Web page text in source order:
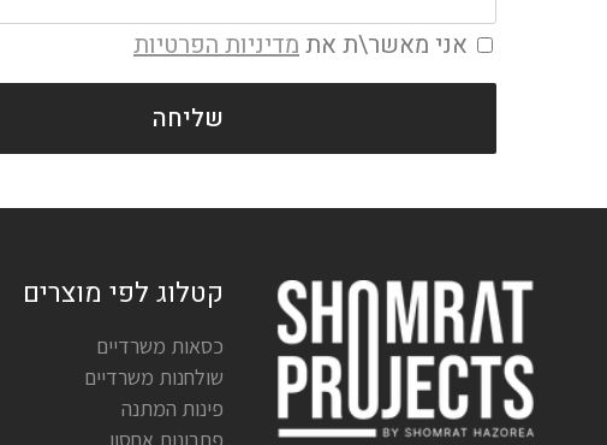
אני מאשר\ת אתמדיניות הפרטיות
שליחה
קטלוג לפי מוצרים
כסאות משרדיים
שולחנות משרדיים
פינות המתנה